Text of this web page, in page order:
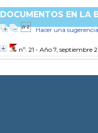
DOCUMENTOS EN LA
Hacer una sugerencia
nº. 21 - Año 7, septiembre